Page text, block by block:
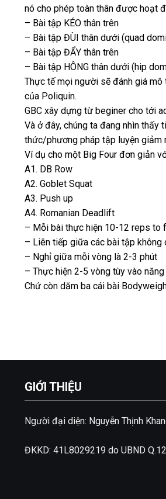
nó cho phép toàn thân được hoạt
– Bài tập KÉO thân trên
– Bài tập ĐÙI thân dưới (quad
– Bài tập ĐẨY thân trên
– Bài tập HÔNG thân dưới (hip
Thực tế mọi người sẽ đánh giá
của Poliquin.
GBC xây dựng từ beginer cho tới
Và ở đây, chúng ta đang nhìn
thức/phương pháp tập luyện giảm
Ví dụ cho một Big Four đơn giản
A1. DB Row
A2. Goblet Squat
A3. Push up
A4. Romanian Deadlift
– Mỗi bài thực hiện 10-12 reps to
– Liên tiếp giữa các bài tập không
– Nghỉ giữa mỗi vòng là 2-3 phút
– Thực hiện 2-5 vòng tùy vào
Chứ còn dăm ba cái bài
GIỚI THIỆU
Người đại diện: Nguyễn Thịnh
ĐKKD: 41L8029219 do UBND